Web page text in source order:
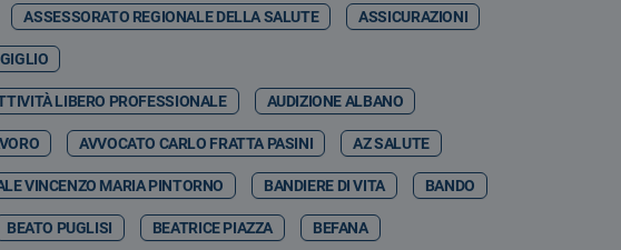
ASSESSORATO REGIONALE DELLA SALUTE ASSICURAZIONI
LIBERO PROFESSIONALE AUDIZIONE ALBANO
AVVOCATO CARLO FRATTA PASINI AZ SALUTE
VINCENZO MARIA PINTORNO BANDIERE DI VITA BANDO
BEATO PUGLISI BEATRICE PIAZZA BEFANA